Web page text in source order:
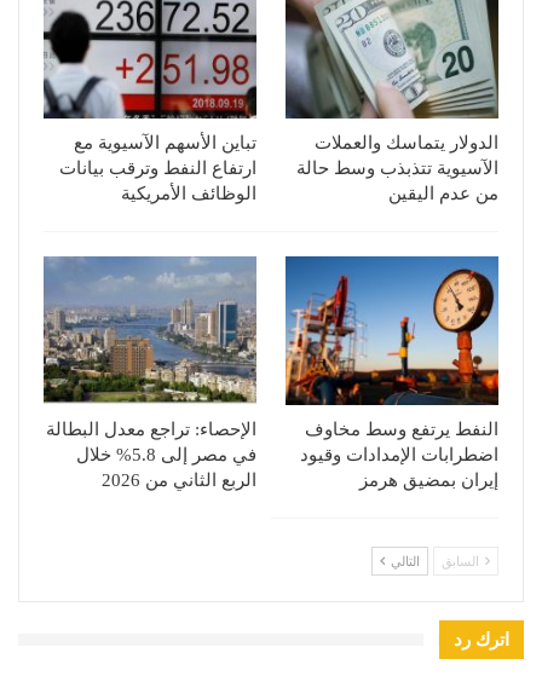
الدولار يتماسك والعملات
الآسيوية تتذبذب وسط حالة
من عدم اليقين
تباين الأسهم الآسيوية مع
ارتفاع النفط وترقب بيانات
الوظائف الأمريكية
النفط يرتفع وسط مخاوف
اضطرابات الإمدادات وقيود
إيران بمضيق هرمز
الإحصاء: تراجع معدل البطالة
في مصر إلى 5.8% خلال
الربع الثاني من 2026
السابق التالي
اترك رد